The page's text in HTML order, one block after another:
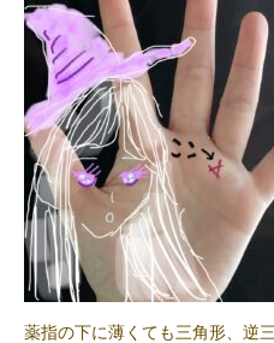
薬指の下に薄くても三角形、逆